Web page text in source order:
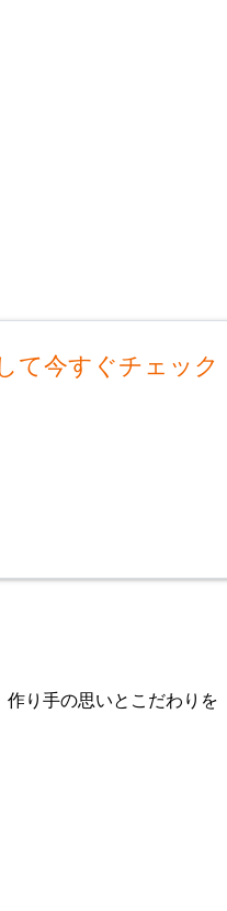
て今すぐチェック
り手の思いとこだわりを